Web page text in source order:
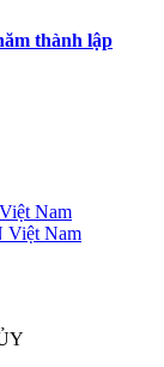
thành lập
Nam
Việt Nam